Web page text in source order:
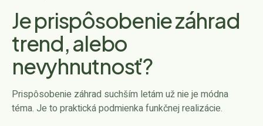
Je prispôsobenie záhrad
trend, alebo
nevyhnutnosť?
Prispôsobenie záhrad suchším letám už nie je módna
téma. Je to praktická podmienka funkčnej realizácie.